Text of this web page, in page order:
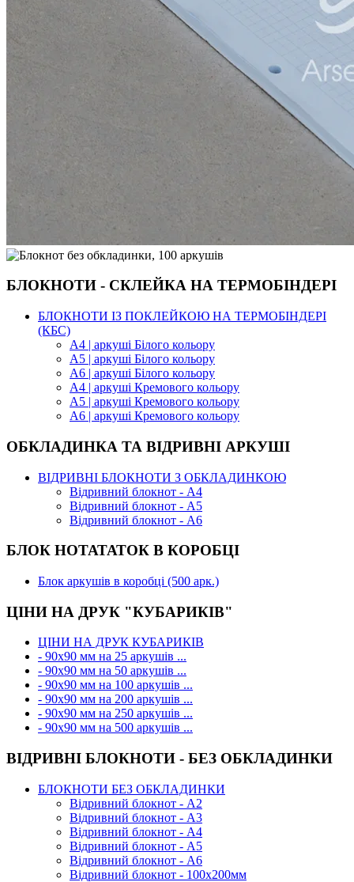
БЛОКНОТИ - СКЛЕЙКА НА ТЕРМОБІНДЕРІ
БЛОКНОТИ ІЗ ПОКЛЕЙКОЮ НА ТЕРМОБІНДЕРІ
(КБС)
А4 | аркуші Білого кольору
А5 | аркуші Білого кольору
А6 | аркуші Білого кольору
А4 | аркуші Кремового кольору
А5 | аркуші Кремового кольору
А6 | аркуші Кремового кольору
ОБКЛАДИНКА ТА ВІДРИВНІ АРКУШІ
ВІДРИВНІ БЛОКНОТИ З ОБКЛАДИНКОЮ
Відривний блокнот - А4
Відривний блокнот - А5
Відривний блокнот - А6
БЛОК НОТАТАТОК В КОРОБЦІ
Блок аркушів в коробці (500 арк.)
ЦІНИ НА ДРУК "КУБАРИКІВ"
ЦІНИ НА ДРУК КУБАРИКІВ
- 90х90 мм на 25 аркушів ...
- 90х90 мм на 50 аркушів ...
- 90х90 мм на 100 аркушів ...
- 90х90 мм на 200 аркушів ...
- 90х90 мм на 250 аркушів ...
- 90х90 мм на 500 аркушів ...
ВІДРИВНІ БЛОКНОТИ - БЕЗ ОБКЛАДИНКИ
БЛОКНОТИ БЕЗ ОБКЛАДИНКИ
Відривний блокнот - А2
Відривний блокнот - А3
Відривний блокнот - А4
Відривний блокнот - А5
Відривний блокнот - А6
Відривний блокнот - 100х200мм